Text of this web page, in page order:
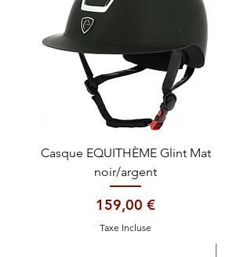
Casque EQUITHÈME Glint Mat
noir/argent
Prix
159,00 €
Taxe Incluse